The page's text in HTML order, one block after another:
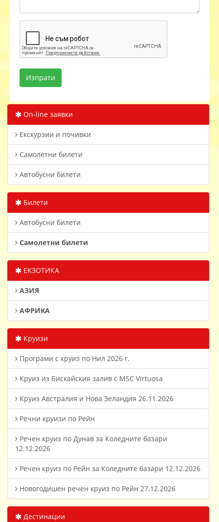
On-line заявки
Екскурзии и почивки
Самолетни билети
Автобусни билети
Билети
Автобусни билети
Самолетни билети
ЕКЗОТИКА
АЗИЯ
АФРИКА
Круизи
Програми с круиз по Нил 2026 г.
Круиз из Бискайския залив с MSC Virtuosa
Круиз Австралия и Нова Зеландия 26.11.2026
Речни круизи по Рейн
Речен круиз по Дунав за Коледните базари
12.12.2026
Речен круиз по Рейн за Коледните базари 12.12.2026
Новогодишен речен круиз по Рейн 27.12.2026
Дестинации